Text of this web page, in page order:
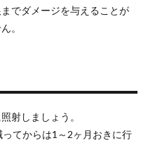
でダメージを与えることが
。
射しましょう。
てからは1～2ヶ月おきに行